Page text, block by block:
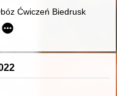
Neymana
Ćwiczeń Biedrusko
w Oświęcimiu : kronika.